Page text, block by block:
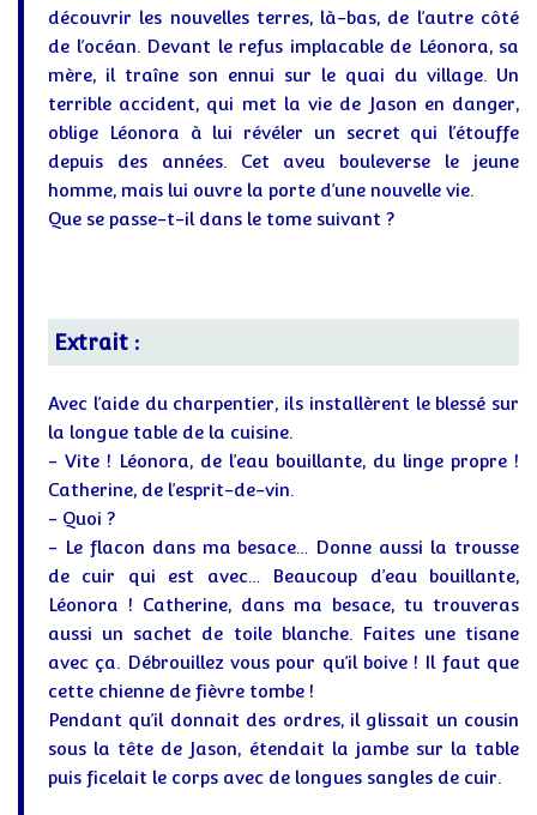
découvrir les nouvelles terres, là-bas, de l’autre côté
de l’océan. Devant le refus implacable de Léonora, sa
mère, il traîne son ennui sur le quai du village. Un
terrible accident, qui met la vie de Jason en danger,
oblige Léonora à lui révéler un secret qui l’étouffe
depuis des années. Cet aveu bouleverse le jeune
homme, mais lui ouvre la porte d’une nouvelle vie.
Que se passe-t-il dans le tome suivant ?
Extrait :
Avec l’aide du charpentier, ils installèrent le blessé sur
la longue table de la cuisine.
- Vite ! Léonora, de l’eau bouillante, du linge propre !
Catherine, de l’esprit-de-vin.
- Quoi ?
- Le flacon dans ma besace… Donne aussi la trousse
de cuir qui est avec… Beaucoup d’eau bouillante,
Léonora ! Catherine, dans ma besace, tu trouveras
aussi un sachet de toile blanche. Faites une tisane
avec ça. Débrouillez vous pour qu’il boive ! Il faut que
cette chienne de fièvre tombe !
Pendant qu’il donnait des ordres, il glissait un cousin
sous la tête de Jason, étendait la jambe sur la table
puis ficelait le corps avec de longues sangles de cuir.